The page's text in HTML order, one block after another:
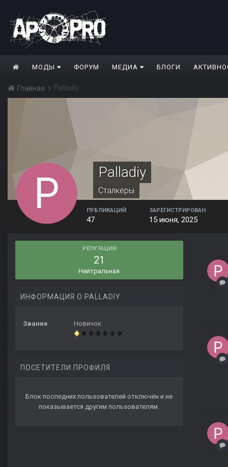
МОДЫ ФОРУМ МЕДИА БЛОГИ
Главная Palladiy
Palladiy
Сталкеры
ПУБЛИКАЦИЙ
47
ЗАРЕГИСТРИРОВАН
15 июня, 2025
РЕПУТАЦИЯ
21
Нейтральная
ИНФОРМАЦИЯ О PALLADIY
Звание Новичок
ПОСЕТИТЕЛИ ПРОФИЛЯ
Блок последних пользователей отключён и не
показывается другим пользователям.